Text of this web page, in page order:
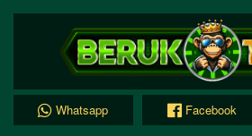
Whatsapp Facebook